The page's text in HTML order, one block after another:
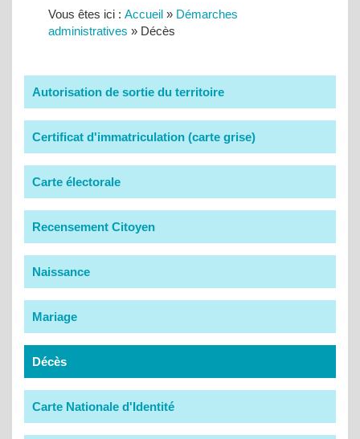
Vous êtes ici : Accueil » Démarches
administratives » Décès
Autorisation de sortie du territoire
Certificat d'immatriculation (carte grise)
Carte électorale
Recensement Citoyen
Naissance
Mariage
Décès
Carte Nationale d'Identité